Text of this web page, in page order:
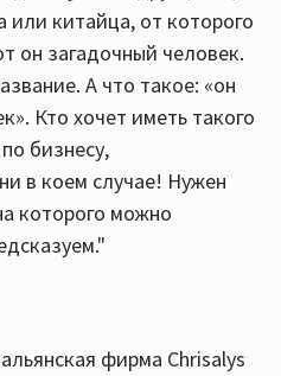
или китайца, от которого
он загадочный человек.
А что такое: «он
Кто хочет иметь такого
бизнесу,
в коем случае! Нужен
которого можно
фирма Chrisalys